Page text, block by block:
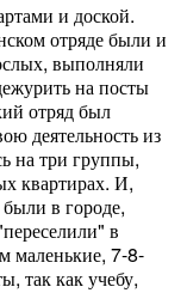
и доской.
отряде были и
выполняли
на посты
отряд был
деятельность из
на три группы,
квартирах. И,
были в городе,
в
маленькие, 7-8-
так как учебу,